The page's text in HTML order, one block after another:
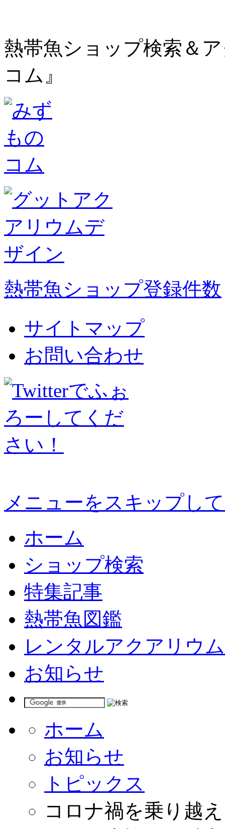
熱帯魚ショップ検索＆
コム』
熱帯魚ショップ登録件数
サイトマップ
お問い合わせ
メニューをスキップし
ホーム
ショップ検索
特集記事
熱帯魚図鑑
レンタルアクアリウム
お知らせ
ホーム
お知らせ
トピックス
コロナ禍を乗り越